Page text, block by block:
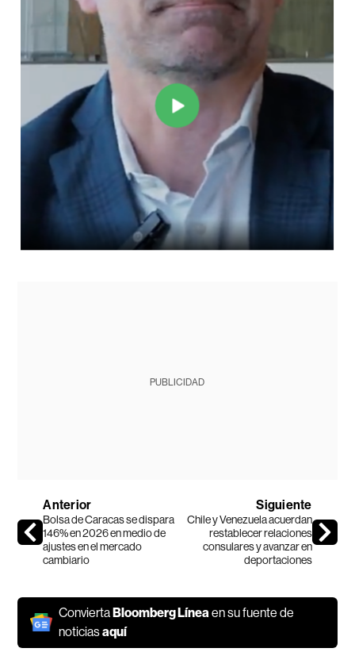
PUBLICIDAD
Anterior
Bolsa de Caracas se dispara
146% en 2026 en medio de
ajustes en el mercado
cambiario
Siguiente
Chile y Venezuela acuerdan
restablecer relaciones
consulares y avanzar en
deportaciones
ConviertaBloomberg Línea en su fuente de
noticiasaquí